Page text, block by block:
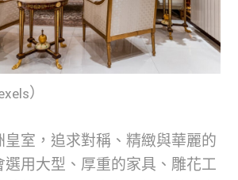
）
皇室，追求對稱、精緻與華麗的
選用大型、厚重的家具、雕花工